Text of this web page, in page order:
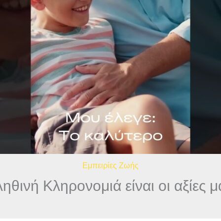
Εμπειρίες Ζωής
Κληρονομιά είναι οι αξίες